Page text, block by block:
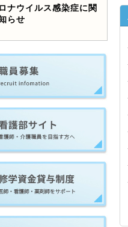
ナウイルス感染症に関
らせ